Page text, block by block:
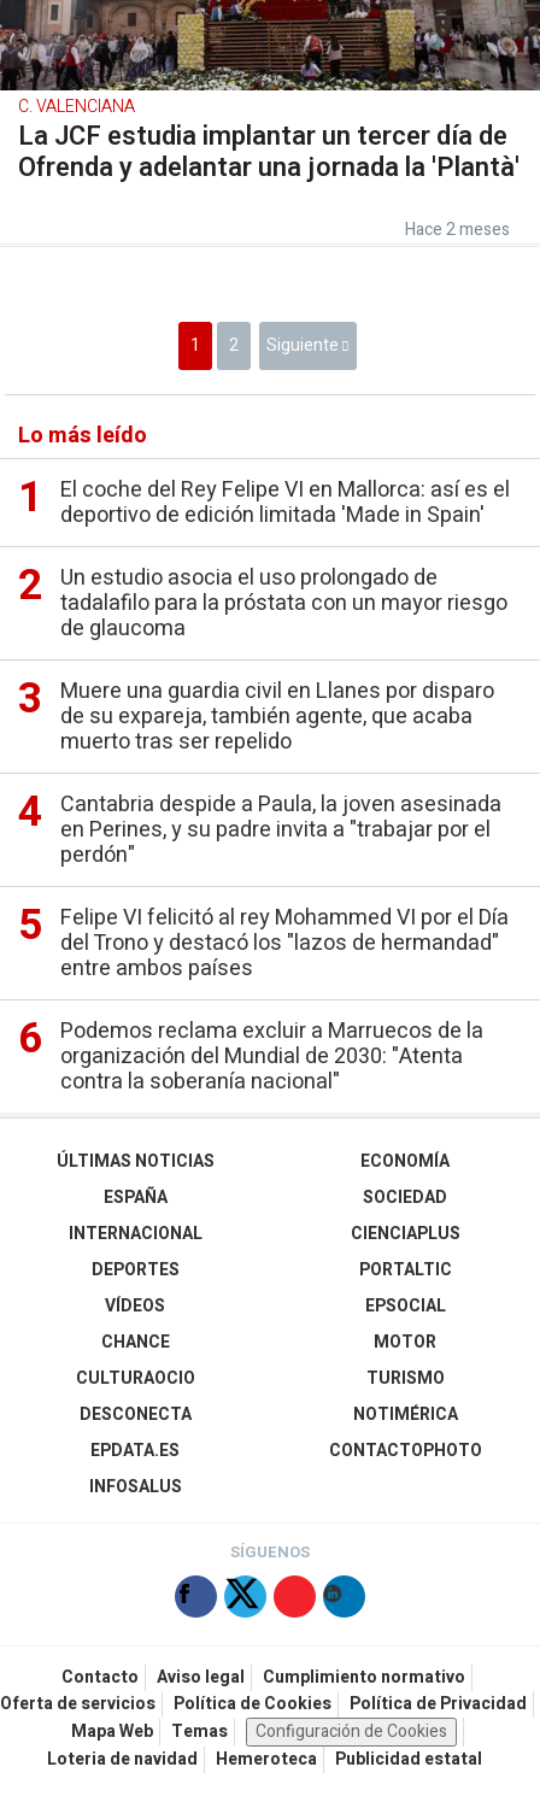
C. VALENCIANA
La JCF estudia implantar un tercer día de
Ofrenda y adelantar una jornada la 'Plantà'
Hace 2 meses
1 2 Siguiente
Lo más leído
El coche del Rey Felipe VI en Mallorca: así es el
deportivo de edición limitada 'Made in Spain'
Un estudio asocia el uso prolongado de
tadalafilo para la próstata con un mayor riesgo
de glaucoma
Muere una guardia civil en Llanes por disparo
de su expareja, también agente, que acaba
muerto tras ser repelido
Cantabria despide a Paula, la joven asesinada
en Perines, y su padre invita a "trabajar por el
perdón"
Felipe VI felicitó al rey Mohammed VI por el Día
del Trono y destacó los "lazos de hermandad"
entre ambos países
Podemos reclama excluir a Marruecos de la
organización del Mundial de 2030: "Atenta
contra la soberanía nacional"
ÚLTIMAS NOTICIAS
ESPAÑA
INTERNACIONAL
DEPORTES
VÍDEOS
ECONOMÍA
SOCIEDAD
CIENCIAPLUS
PORTALTIC
EPSOCIAL
CHANCE
CULTURAOCIO
DESCONECTA
EPDATA.ES
INFOSALUS
MOTOR
TURISMO
NOTIMÉRICA
CONTACTOPHOTO
SÍGUENOS
Contacto Aviso legal
Cumplimiento normativo
Oferta de servicios
Política de Cookies
Política de Privacidad
Mapa Web
Temas
Configuración de Cookies
Loteria de navidad
Hemeroteca Publicidad estatal